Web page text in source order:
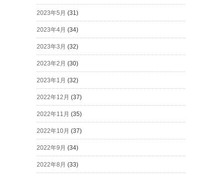
2023年5月 (31)
2023年4月 (34)
2023年3月 (32)
2023年2月 (30)
2023年1月 (32)
2022年12月 (37)
2022年11月 (35)
2022年10月 (37)
2022年9月 (34)
2022年8月 (33)